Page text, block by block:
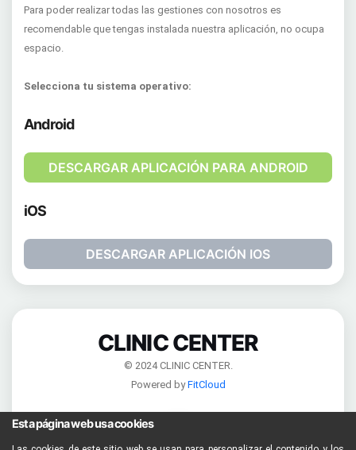
Para poder realizar todas las gestiones con nosotros es
recomendable que tengas instalada nuestra aplicación, no ocupa
espacio.
Selecciona tu sistema operativo:
Android
DESCARGAR APLICACIÓN PARA ANDROID
iOS
DESCARGAR APLICACIÓN IOS
CLINIC CENTER
© 2024 CLINIC CENTER.
Powered byFitCloud
Esta página web usa cookies